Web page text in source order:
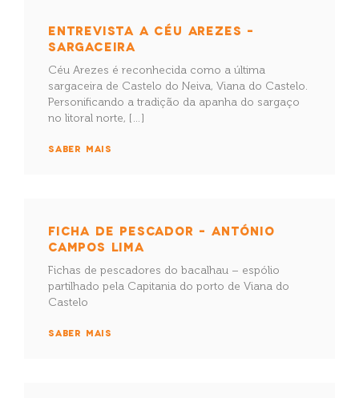
ENTREVISTA A CÉU AREZES –
SARGACEIRA
Céu Arezes é reconhecida como a última
sargaceira de Castelo do Neiva, Viana do Castelo.
Personificando a tradição da apanha do sargaço
no litoral norte, […]
SABER MAIS
FICHA DE PESCADOR – ANTÓNIO
CAMPOS LIMA
Fichas de pescadores do bacalhau – espólio
partilhado pela Capitania do porto de Viana do
Castelo
SABER MAIS